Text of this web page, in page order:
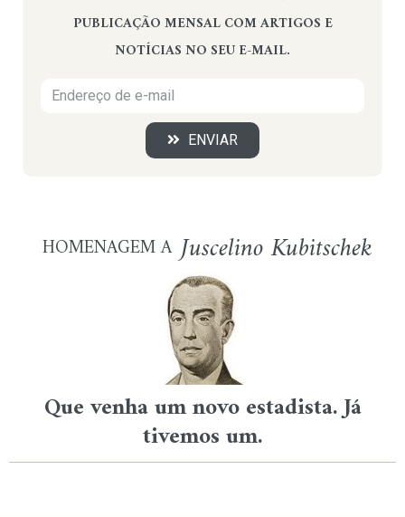
PUBLICAÇÃO MENSAL COM ARTIGOS E
NOTÍCIAS NO SEU E-MAIL.
ENVIAR
HOMENAGEM A Juscelino Kubitschek
Que venha um novo estadista. Já
tivemos um.